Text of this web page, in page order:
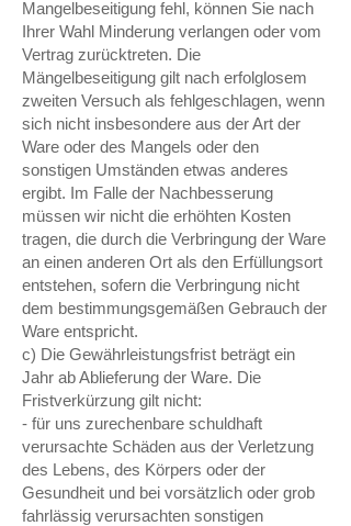
Mangelbeseitigung fehl, können Sie nach
Ihrer Wahl Minderung verlangen oder vom
Vertrag zurücktreten. Die
Mängelbeseitigung gilt nach erfolglosem
zweiten Versuch als fehlgeschlagen, wenn
sich nicht insbesondere aus der Art der
Ware oder des Mangels oder den
sonstigen Umständen etwas anderes
ergibt. Im Falle der Nachbesserung
müssen wir nicht die erhöhten Kosten
tragen, die durch die Verbringung der Ware
an einen anderen Ort als den Erfüllungsort
entstehen, sofern die Verbringung nicht
dem bestimmungsgemäßen Gebrauch der
Ware entspricht.
c) Die Gewährleistungsfrist beträgt ein
Jahr ab Ablieferung der Ware. Die
Fristverkürzung gilt nicht:
- für uns zurechenbare schuldhaft
verursachte Schäden aus der Verletzung
des Lebens, des Körpers oder der
Gesundheit und bei vorsätzlich oder grob
fahrlässig verursachten sonstigen